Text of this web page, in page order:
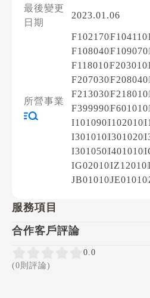
最後變更
日期
2023.01.06
所營事業
F102170F104110
F108040F109070
F118010F203010
F207030F208040
F213030F218010
F399990F601010
I101090I102010
I301010I301020
I301050I401010
IG02010IZ12010
JB01010JE01010
服務項目
合作客戶評論
0.0
(0則評論)